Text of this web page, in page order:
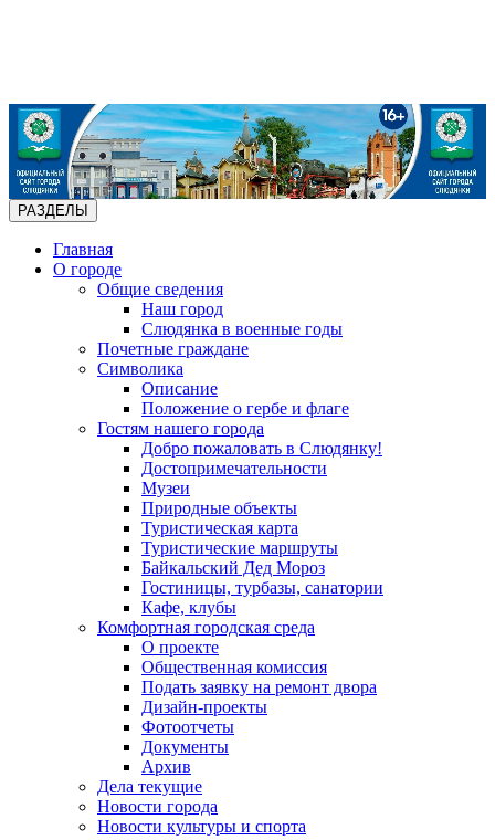
РАЗДЕЛЫ
Главная
О городе
Общие сведения
Наш город
Слюдянка в военные годы
Почетные граждане
Символика
Описание
Положение о гербе и флаге
Гостям нашего города
Добро пожаловать в Слюдянку!
Достопримечательности
Музеи
Природные объекты
Туристическая карта
Туристические маршруты
Байкальский Дед Мороз
Гостиницы, турбазы, санатории
Кафе, клубы
Комфортная городская среда
О проекте
Общественная комиссия
Подать заявку на ремонт двора
Дизайн-проекты
Фотоотчеты
Документы
Архив
Дела текущие
Новости города
Новости культуры и спорта